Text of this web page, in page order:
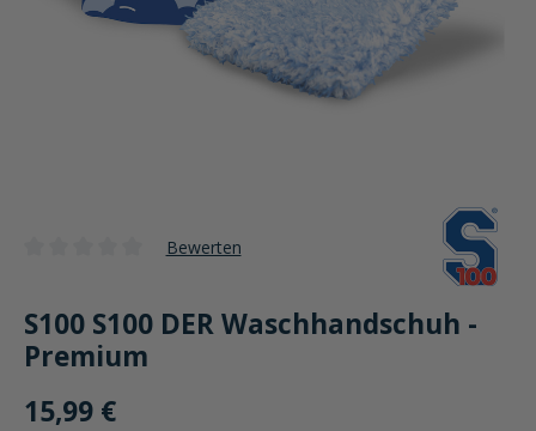
Bewerten
S100 S100 DER Waschhandschuh -
Premium
15,99 €